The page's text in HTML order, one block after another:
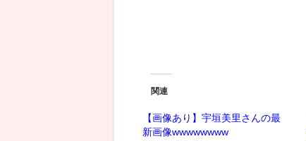
関連
【画像あり】宇垣美里さんの最
新画像wwwwwwww